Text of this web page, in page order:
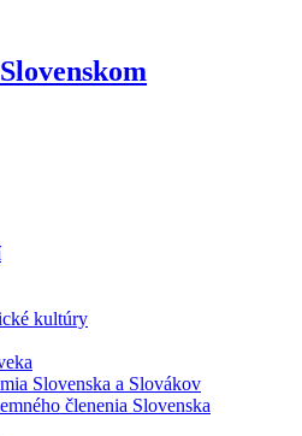
kultúry
Slovenska a Slovákov
členenia Slovenska